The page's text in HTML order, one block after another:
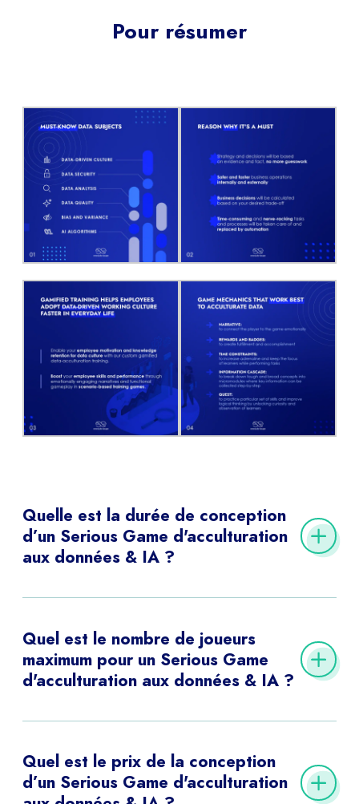
Pour résumer
Quelle est la durée de conception
d’un Serious Game d'acculturation
aux données & IA ?
d’acculturation aux données et IA prend entre 20
jours et 3 mois en fonction de sa complexité.
Quel est le nombre de joueurs
maximum pour un Serious Game
d'acculturation aux données & IA ?
appartient à 100%. Vous pouvez l’utiliser autant de
fois que vous le souhaitez. Nos serveurs peuvent
Quel est le prix de la conception
d’un Serious Game d'acculturation